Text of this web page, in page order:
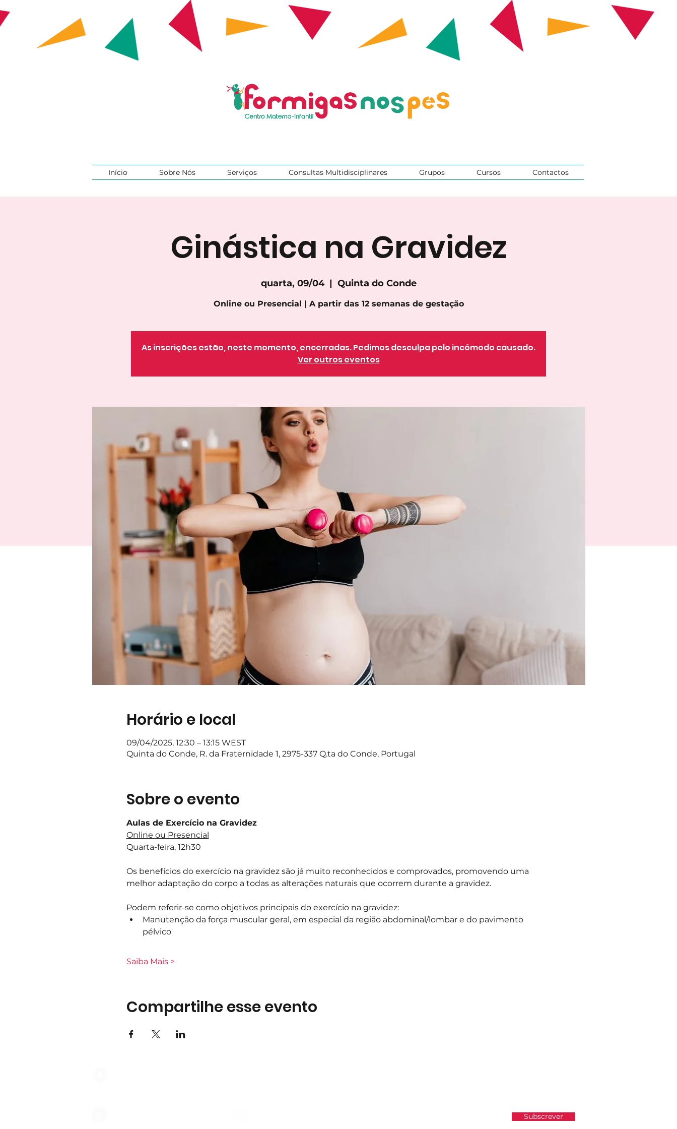
Início Sobre Nós Serviços Consultas Multidisciplinares Grupos Cursos Contactos
Ginástica na Gravidez
quarta, 09/04
  |
Quinta do Conde
Online ou Presencial | A partir das 12 semanas de gestação
As inscrições estão, neste momento, encerradas. Pedimos desculpa pelo incómodo causado.
Ver outros eventos
Horário e local
09/04/2025, 12:30 – 13:15 WEST
Quinta do Conde, R. da Fraternidade 1, 2975-337 Q.ta do Conde, Portugal
Sobre o evento
Aulas de Exercício na Gravidez
Online ou Presencial
Quarta-feira, 12h30
Os benefícios do exercício na gravidez são já muito reconhecidos e comprovados, promovendo uma
melhor adaptação do corpo a todas as alterações naturais que ocorrem durante a gravidez.
Podem referir-se como objetivos principais do exercício na gravidez:
Manutenção da força muscular geral, em especial da região abdominal/lombar e do pavimento
pélvico
Saiba Mais >
Compartilhe esse evento
Subscrever